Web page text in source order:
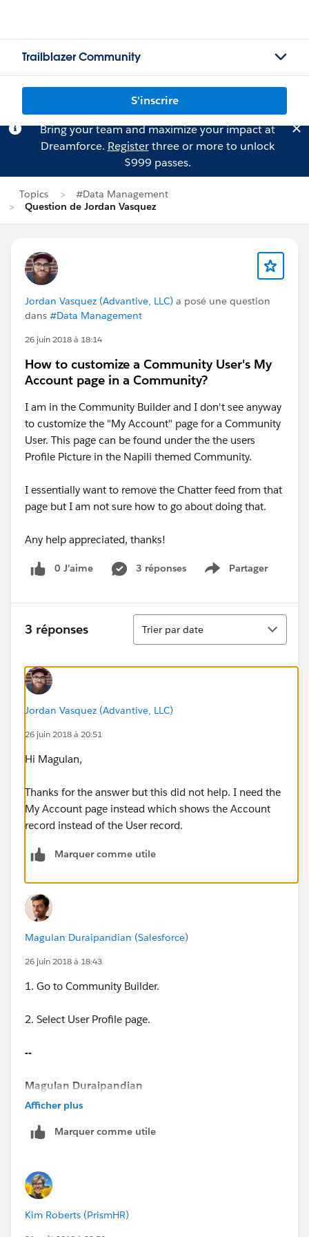
Trailblazer Community
S'inscrire
Bring your team and maximize your impact at
Dreamforce. Registerthree or more to unlock
$999 passes.
Topics
#Data Management
Question de Jordan Vasquez
Jordan Vasquez (Advantive, LLC) a posé une question
dans #Data Management
26 juin 2018 à 18:14
How to customize a Community User's My
Account page in a Community?
I am in the Community Builder and I don't see anyway
to customize the "My Account" page for a Community
User. This page can be found under the the users
Profile Picture in the Napili themed Community.
I essentially want to remove the Chatter feed from that
page but I am not sure how to go about doing that.
Any help appreciated, thanks!
0 J’aime 3 réponses Partager
Show menu
3 réponses
Tri
Trier par date
Jordan Vasquez (Advantive, LLC)
26 juin 2018 à 20:51
Hi Magulan,
Thanks for the answer but this did not help. I need the
My Account page instead which shows the Account
record instead of the User record.
Marquer comme utile
Magulan Duraipandian (Salesforce)
26 juin 2018 à 18:43
1. Go to Community Builder.
2. Select User Profile page.
--
Magulan Duraipandian
Afficher plus
Marquer comme utile
Kim Roberts (PrismHR)